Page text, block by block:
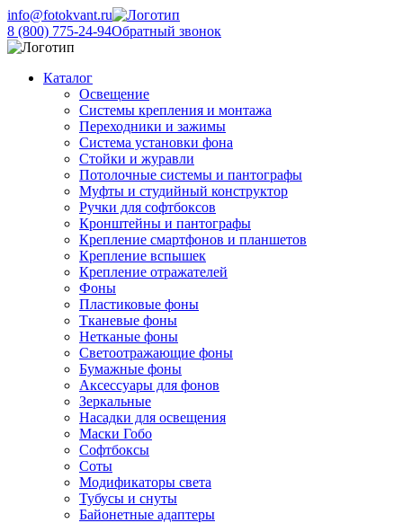
info@fotokvant.ru
8 (800) 775-24-94Обратный звонок
Каталог
Освещение
Системы крепления и монтажа
Переходники и зажимы
Система установки фона
Стойки и журавли
Потолочные системы и пантографы
Муфты и студийный конструктор
Ручки для софтбоксов
Кронштейны и пантографы
Крепление смартфонов и планшетов
Крепление вспышек
Крепление отражателей
Фоны
Пластиковые фоны
Тканевые фоны
Нетканые фоны
Светоотражающие фоны
Бумажные фоны
Аксессуары для фонов
Зеркальные
Насадки для освещения
Маски Гобо
Софтбоксы
Соты
Модификаторы света
Тубусы и снуты
Байонетные адаптеры